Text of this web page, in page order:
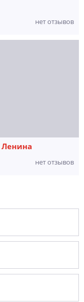
нет отзывов
Ленина
нет отзывов